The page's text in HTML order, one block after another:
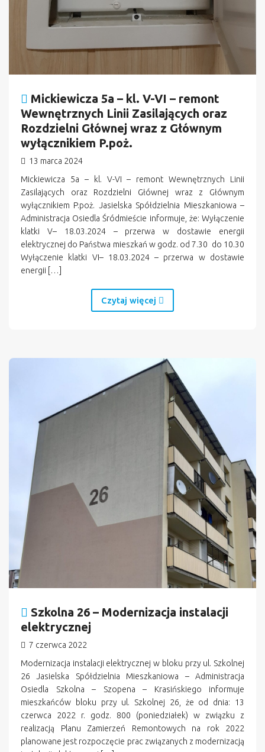
Mickiewicza 5a – kl. V-VI – remont
Wewnętrznych Linii Zasilających oraz
Rozdzielni Głównej wraz z Głównym
wyłącznikiem P.poż.
13 marca 2024
Mickiewicza 5a – kl. V-VI – remont Wewnętrznych Linii
Zasilających oraz Rozdzielni Głównej wraz z Głównym
wyłącznikiem P.poż. Jasielska Spółdzielnia Mieszkaniowa –
Administracja Osiedla Śródmieście informuje, że: Wyłączenie
klatki V– 18.03.2024 – przerwa w dostawie energii
elektrycznej do Państwa mieszkań w godz. od 7.30 do 10.30
Wyłączenie klatki VI– 18.03.2024 – przerwa w dostawie
energii […]
Czytaj więcej
Szkolna 26 – Modernizacja instalacji
elektrycznej
7 czerwca 2022
Modernizacja instalacji elektrycznej w bloku przy ul. Szkolnej
26 Jasielska Spółdzielnia Mieszkaniowa – Administracja
Osiedla Szkolna – Szopena – Krasińskiego informuje
mieszkańców bloku przy ul. Szkolnej 26, że od dnia: 13
czerwca 2022 r. godz. 800 (poniedziałek) w związku z
realizacją Planu Zamierzeń Remontowych na rok 2022
planowane jest rozpoczęcie prac związanych z modernizacją